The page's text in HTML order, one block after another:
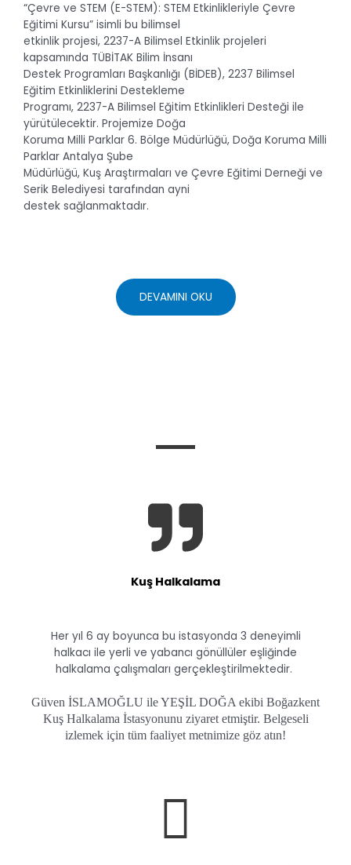
“Çevre ve STEM (E-STEM): STEM Etkinlikleriyle Çevre
Eğitimi Kursu” isimli bu bilimsel
etkinlik projesi, 2237-A Bilimsel Etkinlik projeleri
kapsamında TÜBİTAK Bilim İnsanı
Destek Programları Başkanlığı (BİDEB), 2237 Bilimsel
Eğitim Etkinliklerini Destekleme
Programı, 2237-A Bilimsel Eğitim Etkinlikleri Desteği ile
yürütülecektir. Projemize Doğa
Koruma Milli Parklar 6. Bölge Müdürlüğü, Doğa Koruma Milli
Parklar Antalya Şube
Müdürlüğü, Kuş Araştırmaları ve Çevre Eğitimi Derneği ve
Serik Belediyesi tarafından ayni
destek sağlanmaktadır.
DEVAMINI OKU
Kuş Halkalama
Her yıl 6 ay boyunca bu istasyonda 3 deneyimli
halkacı ile yerli ve yabancı gönüllüler eşliğinde
halkalama çalışmaları gerçekleştirilmektedir.
Güven İSLAMOĞLU ile YEŞİL DOĞA ekibi Boğazkent
Kuş Halkalama İstasyonunu ziyaret etmiştir. Belgeseli
izlemek için tüm faaliyet metnimize göz atın!